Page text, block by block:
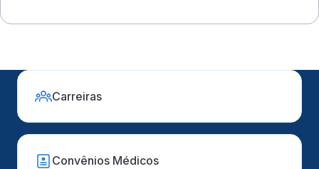
Carreiras
Convênios Médicos